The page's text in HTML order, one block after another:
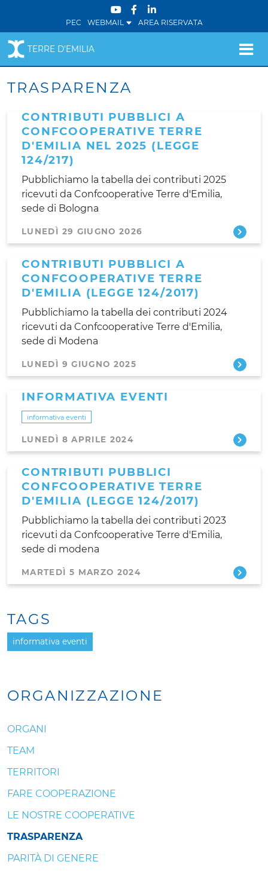
PEC WEBMAIL AREA RISERVATA
TERRE D'EMILIA
TRASPARENZA
CONTRIBUTI PUBBLICI A
CONFCOOPERATIVE TERRE
D'EMILIA NEL 2025 (LEGGE
124/217)
Pubblichiamo la tabella dei contributi 2025
ricevuti da Confcooperative Terre d'Emilia,
sede di Bologna
LUNEDÌ 29 GIUGNO 2026
CONTRIBUTI PUBBLICI A
CONFCOOPERATIVE TERRE
D'EMILIA (LEGGE 124/2017)
Pubblichiamo la tabella dei contributi 2024
ricevuti da Confcooperative Terre d'Emilia,
sede di Modena
LUNEDÌ 9 GIUGNO 2025
INFORMATIVA EVENTI
informativa eventi
LUNEDÌ 8 APRILE 2024
CONTRIBUTI PUBBLICI
CONFCOOPERATIVE TERRE
D'EMILIA (LEGGE 124/2017)
Pubblichiamo la tabella dei contributi 2023
ricevuti da Confcooperative Terre d'Emilia,
sede di modena
MARTEDÌ 5 MARZO 2024
ORGANIZZAZIONE
ORGANI
TEAM
TERRITORI
FARE COOPERAZIONE
LE NOSTRE COOPERATIVE
TRASPARENZA
PARITÀ DI GENERE
TAGS
informativa eventi